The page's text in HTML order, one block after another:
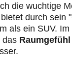
die wuchtige
durch sein
als ein SUV. Im
das Raumgefühl